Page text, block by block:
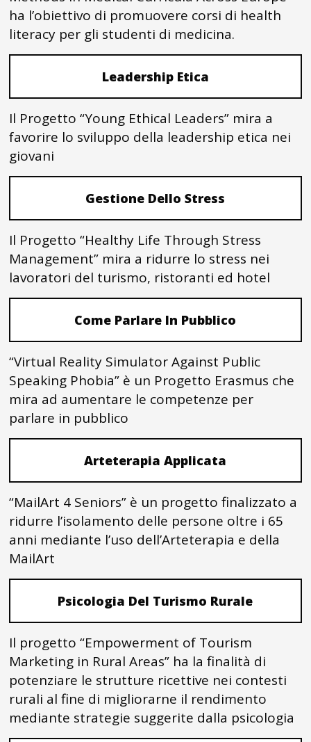
ha l’obiettivo di promuovere corsi di health
literacy per gli studenti di medicina.
Leadership Etica
Il Progetto “Young Ethical Leaders” mira a
favorire lo sviluppo della leadership etica nei
giovani
Gestione Dello Stress
Il Progetto “Healthy Life Through Stress
Management” mira a ridurre lo stress nei
lavoratori del turismo, ristoranti ed hotel
Come Parlare In Pubblico
“Virtual Reality Simulator Against Public
Speaking Phobia” è un Progetto Erasmus che
mira ad aumentare le competenze per
parlare in pubblico
Arteterapia Applicata
“MailArt 4 Seniors” è un progetto finalizzato a
ridurre l’isolamento delle persone oltre i 65
anni mediante l’uso dell’Arteterapia e della
MailArt
Psicologia Del Turismo Rurale
Il progetto “Empowerment of Tourism
Marketing in Rural Areas” ha la finalità di
potenziare le strutture ricettive nei contesti
rurali al fine di migliorarne il rendimento
mediante strategie suggerite dalla psicologia